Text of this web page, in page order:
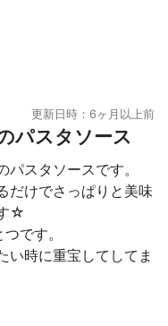
更新日時：6ヶ月以上前
パスタソース
スタソースです。
だけでさっぱりと美味
☆
です。
い時に重宝してしてま